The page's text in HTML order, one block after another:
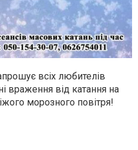
всіх любителів
враження від катання на
морозного повітря!